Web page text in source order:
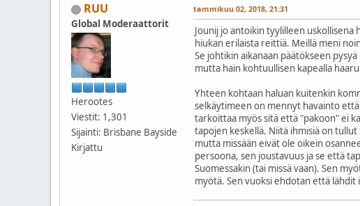
RUU
Global Moderaattorit
Herootes
Viestit: 1,301
Sijainti: Brisbane Bayside
Kirjattu
tammikuu 02, 2018, 21:31
Jounij jo antoikin tyylilleen
hiukan erilaista reittiä. Meillä meni
Se johtikin aikanaan päätökseen
mutta hain kohtuullisen kapealla
Yhteen kohtaan haluan kuitenkin
selkäytimeen on mennyt havainto
tarkoittaa myös sitä että "pakoon" ei
tapojen keskellä. Niitä ihmisiä on
mutta missään eivät ole oikein
persoona, sen joustavuus ja se että
Suomessakin (tai missä vaan). Sen
myötä. Sen vuoksi ehdotan että